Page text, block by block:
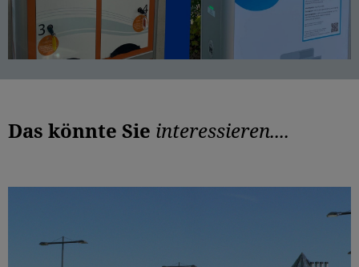
Das könnte Sie interessieren....